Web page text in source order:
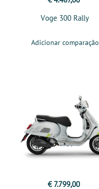
Voge 300 Rally
Adicionar comparação
€ 7.799,00